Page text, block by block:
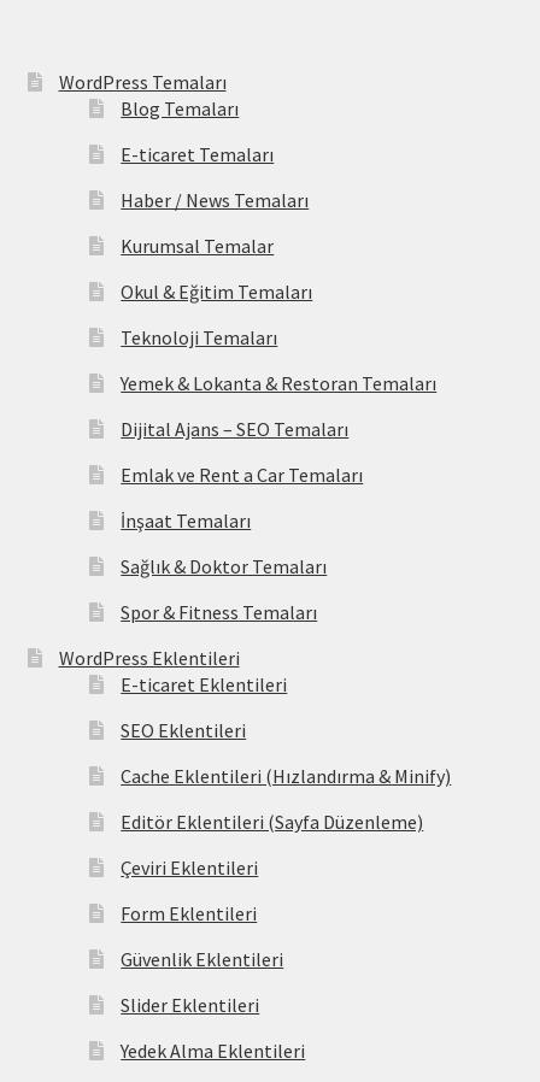
WordPress Temaları
Blog Temaları
E-ticaret Temaları
Haber / News Temaları
Kurumsal Temalar
Okul & Eğitim Temaları
Teknoloji Temaları
Yemek & Lokanta & Restoran Temaları
Dijital Ajans – SEO Temaları
Emlak ve Rent a Car Temaları
İnşaat Temaları
Sağlık & Doktor Temaları
Spor & Fitness Temaları
WordPress Eklentileri
E-ticaret Eklentileri
SEO Eklentileri
Cache Eklentileri (Hızlandırma & Minify)
Editör Eklentileri (Sayfa Düzenleme)
Çeviri Eklentileri
Form Eklentileri
Güvenlik Eklentileri
Slider Eklentileri
Yedek Alma Eklentileri